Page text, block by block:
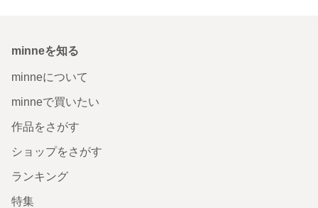
minneを知る
minneについて
minneで買いたい
作品をさがす
ショップをさがす
ランキング
特集